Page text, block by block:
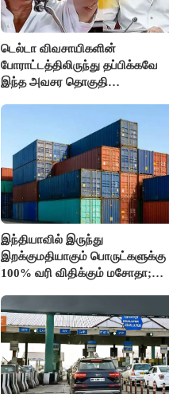
டெல்டா விவசாயிகளின்
போராட்டத்திலிருந்து தப்பிக்கவே
இந்த அவசர தொகுதி
இந்தியாவில் இருந்து
இறக்குமதியாகும் பொருட்களுக்கு
100% வரி விதிக்கும் மசோதா;